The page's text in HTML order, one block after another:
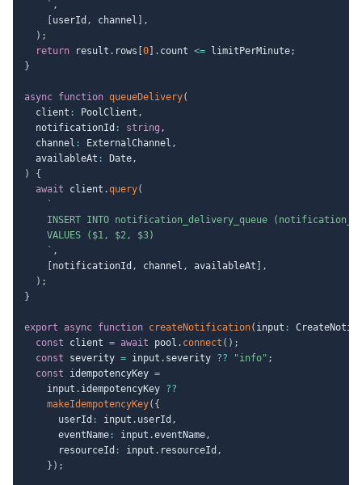
` ,
userId , channel
,
) ;
return result . rows 0 . count <= limitPerMinute;
}
async function queueDelivery(
  client
: PoolClient ,
  notificationId
: string ,
  channel
: ExternalChannel ,
  availableAt
: Date,
)
{
await client .query(
`
INSERT INTO notification_delivery_queue
    VALUES ($1, $2, $3)
` ,
notificationId , channel , availableAt
,
) ;
}
export async function createNotification( input :
const client = await pool . connect ( ) ;
const severity = input . severity ?? "info" ;
const idempotencyKey =
    input
. idempotencyKey ??
makeIdempotencyKey( {
      userId
: input . userId ,
      eventName
: input .eventName,
      resourceId
: input . resourceId ,
} ) ;